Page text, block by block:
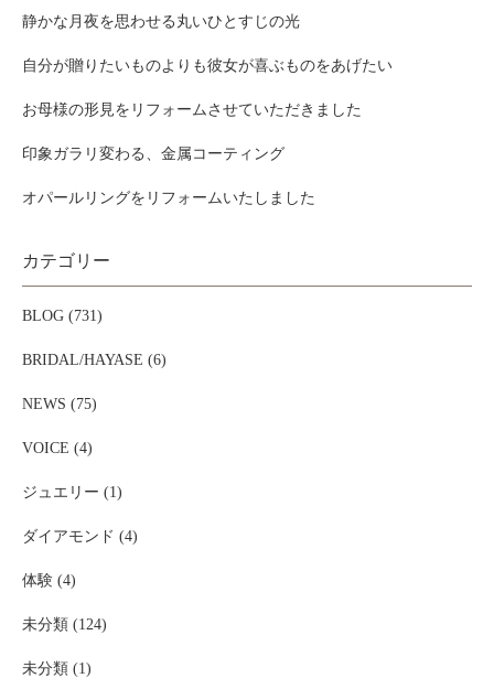
静かな月夜を思わせる丸いひとすじの光
自分が贈りたいものよりも彼女が喜ぶものをあげたい
お母様の形見をリフォームさせていただきました
印象ガラリ変わる、金属コーティング
オパールリングをリフォームいたしました
カテゴリー
BLOG (731)
BRIDAL/HAYASE (6)
NEWS (75)
VOICE (4)
ジュエリー (1)
ダイアモンド (4)
体験 (4)
未分類 (124)
未分類 (1)